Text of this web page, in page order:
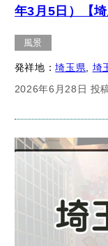
年3月5日）【
風景
発祥地：埼玉県
埼
2026年6月28日 投